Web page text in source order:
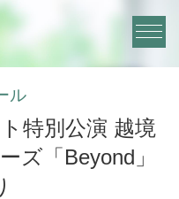
ル
特別公演 越境
ズ「Beyond」